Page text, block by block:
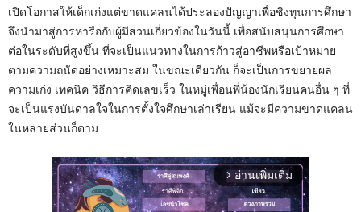
เปิดโอกาสให้เด็กเก่งแต่ขาดแคลนได้ประลองปัญญาเพื่อชิงทุนการศึกษา
จึงนำมาสู่การหารือกับผู้มีส่วนเกี่ยวข้องในวันนี้ เพื่อสนับสนุนการศึกษา
ต่อในระดับที่สูงขึ้น ที่จะเป็นแนวทางในการก้าวสู่อาชีพหรือเป้าหมาย
ตามความถนัดอย่างเหมาะสม ในขณะเดียวกัน ก็จะเป็นการขยายผล
ความเก่ง เทคนิค วิธีการคิดเลขเร็ว ในหมู่เพื่อนพี่น้องนักเรียนคนอื่น ๆ ที่
จะเป็นแรงบันดาลใจในการตั้งใจศึกษาเล่าเรียน แม้จะมีความขาดแคลน
ในหลายส่วนก็ตาม
arrow_forward_ios อ่านเพิ่มเติม